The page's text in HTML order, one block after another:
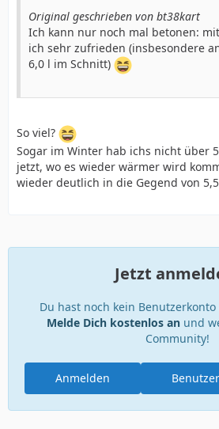
Original geschrieben von bt38kart
Ich kann nur noch mal betonen:
ich sehr zufrieden (insbesondere
6,0 l im Schnitt)
So viel?
Sogar im Winter hab ichs nicht über
jetzt, wo es wieder wärmer wird
wieder deutlich in die Gegend von
Jetzt
Du hast noch kein
Melde Dich kostenlos an und
Community!
Anmelden